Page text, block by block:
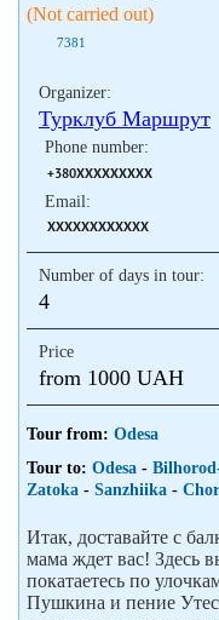
(Not carried out)
7381
Organizer:
Турклуб Маршрут
Phone number:
+380XXXXXXXXX
Email:
XXXXXXXXXXXX
Number of days in tour:
4
Price
from 1000 UAH
Tour from: Odesa
Tour to: Odesa -
Zatoka - Sanzhiika -
Итак, доставайте с
мама ждет вас! Здесь
покатаетесь по
Пушкина и пение